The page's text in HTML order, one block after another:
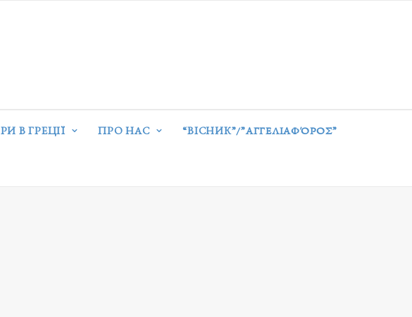
В ГРЕЦІЇ ПРО НАС “ВІСНИК”/”ΑΓΓΕΛΙΑΦΌΡΟΣ”